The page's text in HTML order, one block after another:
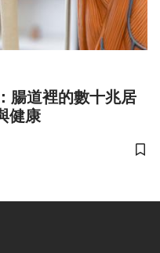
腸道裡的數十兆居
健康
儲